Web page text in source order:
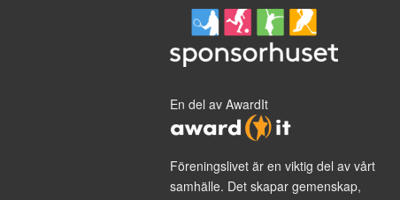
En del av AwardIt
Föreningslivet är en viktig del av vårt
samhälle. Det skapar gemenskap,